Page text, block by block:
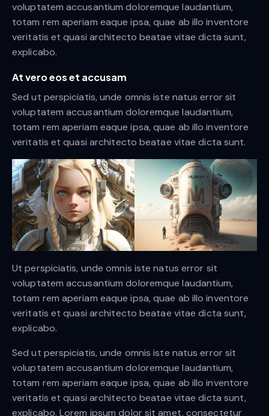
voluptatem accusantium doloremque laudantium,
totam rem aperiam eaque ipsa, quae ab illo inventore
veritatis et quasi architecto beatae vitae dicta sunt,
explicabo.
At vero eos et accusam
Sed ut perspiciatis, unde omnis iste natus error sit
voluptatem accusantium doloremque laudantium,
totam rem aperiam eaque ipsa, quae ab illo inventore
veritatis et quasi architecto beatae vitae dicta sunt.
Ut perspiciatis, unde omnis iste natus error sit
voluptatem accusantium doloremque laudantium,
totam rem aperiam eaque ipsa, quae ab illo inventore
veritatis et quasi architecto beatae vitae dicta sunt,
explicabo.
Sed ut perspiciatis, unde omnis iste natus error sit
voluptatem accusantium doloremque laudantium,
totam rem aperiam eaque ipsa, quae ab illo inventore
veritatis et quasi architecto beatae vitae dicta sunt,
explicabo. Lorem ipsum dolor sit amet, consectetur